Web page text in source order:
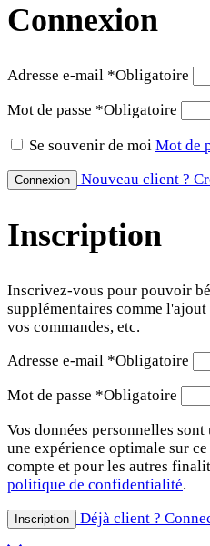
Connexion
Adresse e-mail *Obligatoire
Mot de passe *Obligatoire
Se souvenir de moi Mot de
Connexion Nouveau client ?
Inscription
Inscrivez-vous pour pouvoir
supplémentaires comme
vos commandes, etc.
Adresse e-mail *Obligatoire
Mot de passe *Obligatoire
Vos données personnelles
une expérience optimale sur
compte et pour les autres
politique de confidentialité.
Inscription Déjà client ?